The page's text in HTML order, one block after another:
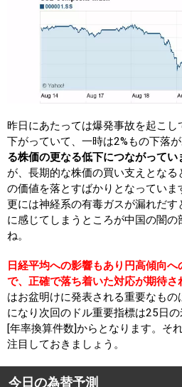
昨日にあたっては爆発事故を起こし
下がっていて、一時は2%もの下落が
る株価の更なる低下につながってい
が、長期的な株価の買い支えとな
の価値を落とすばかりとなっていま
更には神経系の有毒ガスが漏れだ
に感じてしまうところが中国の闇
ね。
日経平均への影響もあり円高傾向
で、正確で落ち着いた対応が期待さ
はお盆明けに発表される重要なも
になり次回のドル重要指標は25日
[年率換算件数]からとなります。そ
注目しておきましょう。
今日の為替予測